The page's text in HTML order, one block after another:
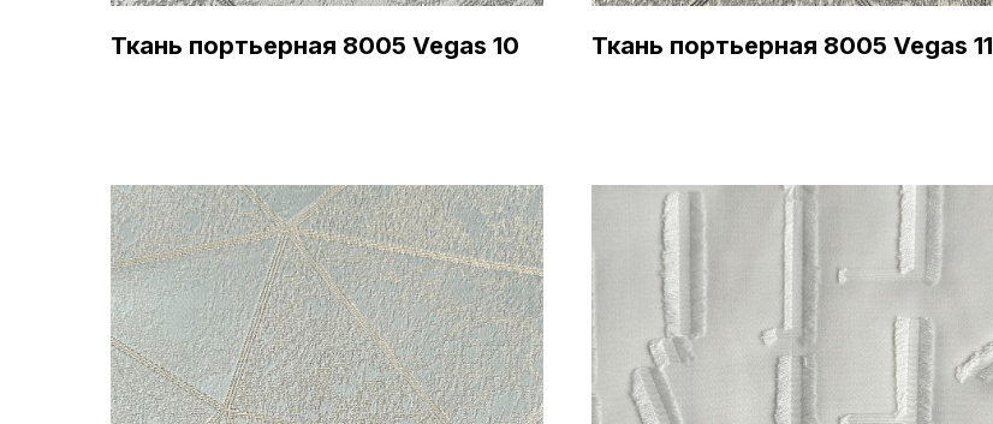
Ткань портьерная 8005 Vegas 10 Ткань портьерная 8005 Vegas 11